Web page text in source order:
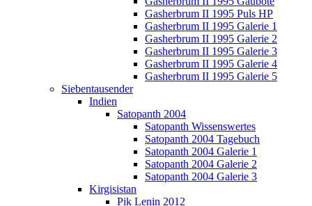
Gasherbrum II 1995 Puls HP
Gasherbrum II 1995 Galerie 1
Gasherbrum II 1995 Galerie 2
Gasherbrum II 1995 Galerie 3
Gasherbrum II 1995 Galerie 4
Gasherbrum II 1995 Galerie 5
Siebentausender
Indien
Satopanth 2004
Satopanth Wissenswertes
Satopanth 2004 Tagebuch
Satopanth 2004 Galerie 1
Satopanth 2004 Galerie 2
Satopanth 2004 Galerie 3
Kirgisistan
Pik Lenin 2012